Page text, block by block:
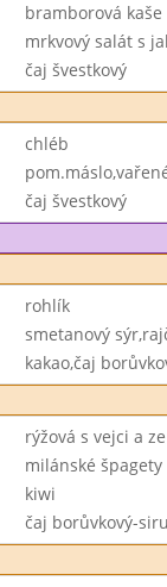
bramborová
mrkvový salát s
čaj švestkový
chléb
čaj švestkový
rohlík
smetanový
kakao,čaj
rýžová s vejci a
milánské
kiwi
čaj borůvkový-